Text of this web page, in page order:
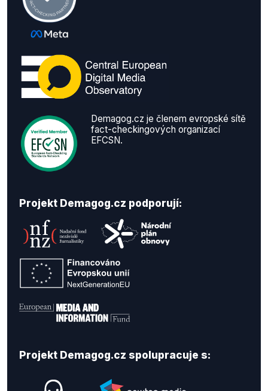
Demagog.cz je členem evropské sítě
fact-checkingových organizací
EFCSN.
Projekt Demagog.cz podporují:
Projekt Demagog.cz spolupracuje s: